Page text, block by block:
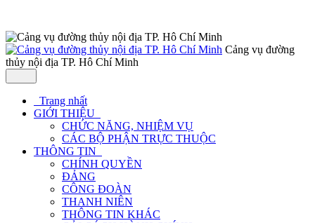
Cảng vụ đường
thủy nội địa TP. Hô Chí Minh
Trang nhất
GIỚI THIỆU
CHỨC NĂNG, NHIỆM VỤ
CÁC BỘ PHẬN TRỰC THUỘC
THÔNG TIN
CHÍNH QUYỀN
ĐẢNG
CÔNG ĐOÀN
THANH NIÊN
THÔNG TIN KHÁC